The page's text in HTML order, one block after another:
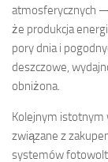
atmosferycznych —
że produkcja
pory dnia i
deszczowe,
obniżona.
Kolejnym
związane z
systemów